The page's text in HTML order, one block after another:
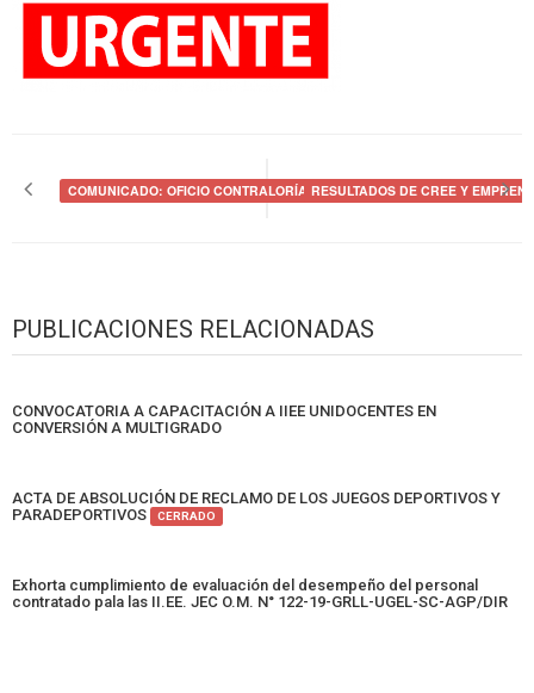
de COMUNICADO: OFICIO CONTRALORÍA RESULTADOS DE CREE Y
PUBLICACIONES RELACIONADAS
CONVOCATORIA A CAPACITACIÓN A IIEE UNIDOCENTES EN
CONVERSIÓN A MULTIGRADO
ACTA DE ABSOLUCIÓN DE RECLAMO DE LOS JUEGOS DEPORTIVOS Y
PARADEPORTIVOS
CERRADO
Exhorta cumplimiento de evaluación del desempeño del personal
contratado pala las II.EE. JEC O.M. N° 122-19-GRLL-UGEL-SC-AGP/DIR